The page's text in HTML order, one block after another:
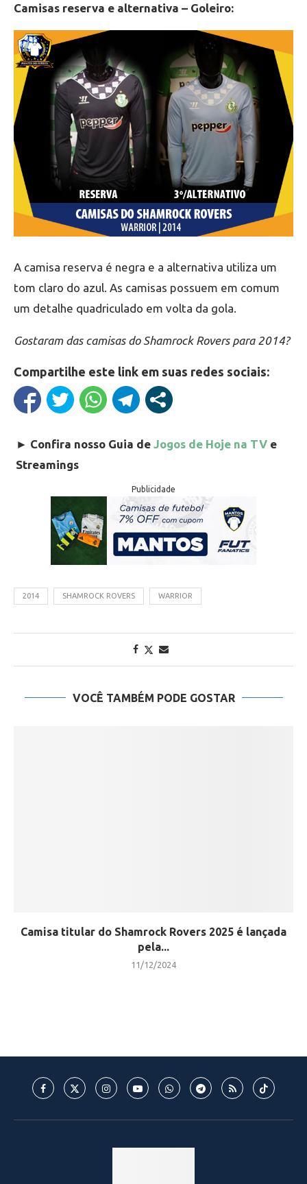
Camisas reserva e alternativa – Goleiro:
A camisa reserva é negra e a alternativa utiliza um
tom claro do azul. As camisas possuem em comum
um detalhe quadriculado em volta da gola.
Gostaram das camisas do Shamrock Rovers para 2014?
Compartilhe este link em suas redes sociais:
► Confira nosso Guia de Jogos de Hoje na TV e
Streamings
Publicidade
2014 SHAMROCK ROVERS WARRIOR
VOCÊ TAMBÉM PODE GOSTAR
Camisa titular do Shamrock Rovers 2025 é lançada
pela...
11/12/2024